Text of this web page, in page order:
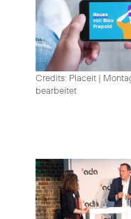
Credits: Placeit |
bearbeitet